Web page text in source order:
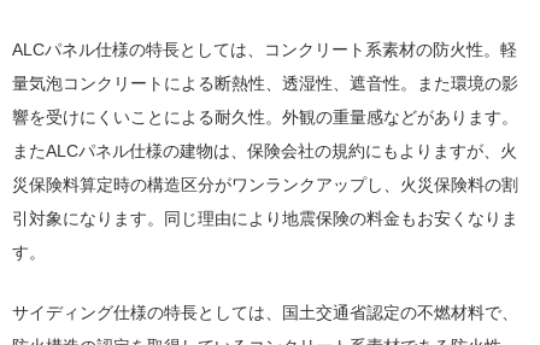
ALCパネル仕様の特長としては、コンクリート系素材の防火性。軽
量気泡コンクリートによる断熱性、透湿性、遮音性。また環境の影
響を受けにくいことによる耐久性。外観の重量感などがあります。
またALCパネル仕様の建物は、保険会社の規約にもよりますが、火
災保険料算定時の構造区分がワンランクアップし、火災保険料の割
引対象になります。同じ理由により地震保険の料金もお安くなりま
す。
サイディング仕様の特長としては、国土交通省認定の不燃材料で、